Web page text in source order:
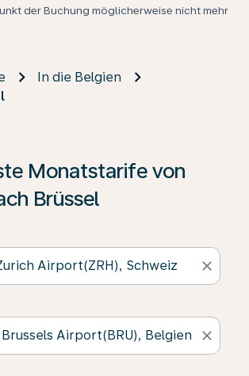
der Buchung möglicherweise nicht mehr
In die Belgien
Monatstarife von
Brüssel
close
close